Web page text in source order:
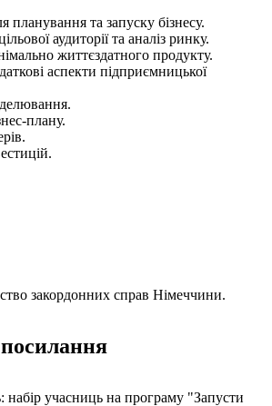
планування та запуску бізнесу.
аудиторії та аналіз ринку.
життєздатного продукту.
аспекти підприємницької
плану.
закордонних справ Німеччини.
набір учасниць на програму "Запусти